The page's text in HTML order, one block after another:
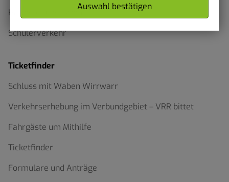
Haltestellenskizzen
Schülerverkehr
Ticketfinder
Schluss mit Waben Wirrwarr
Verkehrserhebung im Verbundgebiet – VRR bittet
Fahrgäste um Mithilfe
Ticketfinder
Formulare und Anträge
Auswahl bestätigen